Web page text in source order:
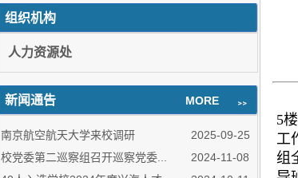
组织机构
人力资源处
新闻通告 MORE
南京航空航天大学来校调研
2025-09-25
校党委第二巡察组召开巡察党委...
2024-11-08
5
工
组